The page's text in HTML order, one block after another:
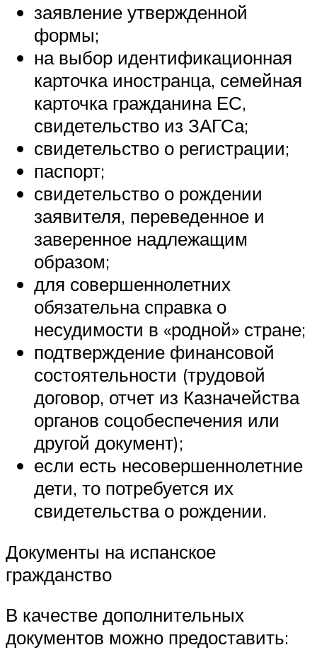
заявление утвержденной
формы;
на выбор идентификационная
карточка иностранца, семейная
карточка гражданина ЕС,
свидетельство из ЗАГСа;
свидетельство о регистрации;
паспорт;
свидетельство о рождении
заявителя, переведенное и
заверенное надлежащим
образом;
для совершеннолетних
обязательна справка о
несудимости в «родной» стране;
подтверждение финансовой
состоятельности (трудовой
договор, отчет из Казначейства
органов соцобеспечения или
другой документ);
если есть несовершеннолетние
дети, то потребуется их
свидетельства о рождении.
Документы на испанское
гражданство
В качестве дополнительных
документов можно предоставить: